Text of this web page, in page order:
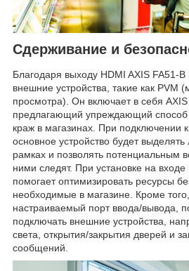
Сдерживание и
Благодаря выходу HDMI AXIS FA51-B
внешние устройства, такие как PVM
просмотра). Он включает в себя
предлагающий упреждающий способ
краж в магазинах. При подключении
основное устройство будет
рамках и позволять потенциальным
ними следят. При установке на входе
помогает оптимизировать ресурсы
необходимые в магазине. Кроме
настраиваемый порт ввода/вывода,
подключать внешние устройства,
света, открытия/закрытия дверей и
сообщений.